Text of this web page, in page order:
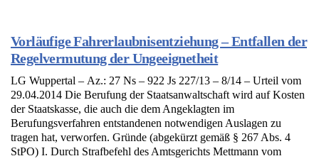
Vorläufige Fahrerlaubnisentziehung – Entfallen der
Regelvermutung der Ungeeignetheit
LG Wuppertal – Az.: 27 Ns – 922 Js 227/13 – 8/14 – Urteil vom
29.04.2014 Die Berufung der Staatsanwaltschaft wird auf Kosten
der Staatskasse, die auch die dem Angeklagten im
Berufungsverfahren entstandenen notwendigen Auslagen zu
tragen hat, verworfen. Gründe (abgekürzt gemäß § 267 Abs. 4
StPO) I. Durch Strafbefehl des Amtsgerichts Mettmann vom